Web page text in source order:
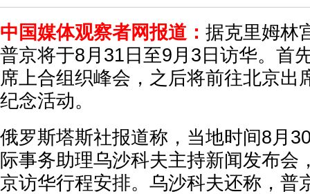
中国媒体观察者网报道： 据克里姆林
普京将于8月31日至9月3日访华。首
席上合组织峰会，之后将前往北京出
纪念活动。
俄罗斯塔斯社报道称，当地时间8月
际事务助理乌沙科夫主持新闻发布会
京访华行程安排。乌沙科夫还称，普